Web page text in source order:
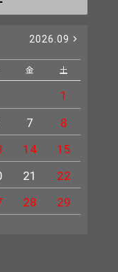
2026.09
金 土
1
7
8
14
15
21
22
28
29